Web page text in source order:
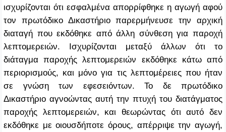
ισχυρίζονται ότι εσφαλμένα απορρίφθηκε η αγωγή αφού
τον πρωτόδικο Δικαστήριο παρερμήνευσε την αρχική
διαταγή που εκδόθηκε από άλλη σύνθεση για παροχή
λεπτομερειών. Ισχυρίζονται μεταξύ άλλων ότι το
διάταγμα παροχής λεπτομερειών εκδόθηκε κάτω από
περιορισμούς, και μόνο για τις λεπτομέρειες που ήταν
σε γνώση των εφεσειόντων. Το δε πρωτόδικο
Δικαστήριο αγνοώντας αυτή την πτυχή του διατάγματος
παροχής λεπτομερειών, και θεωρώντας ότι αυτό δεν
εκδόθηκε με οιουσδήποτε όρους, απέρριψε την αγωγή,